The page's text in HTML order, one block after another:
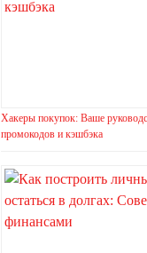
Хакеры покупок: Ваше
промокодов и кэшбэка